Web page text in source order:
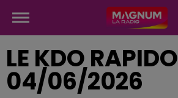
LE KDO RAPIDO
04/06/2026